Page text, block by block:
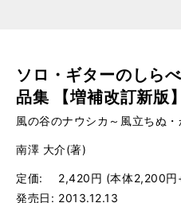
ソロ・ギターのしら
品集 【増補改訂新版】
風の谷のナウシカ～風立ちぬ
南澤 大介(著)
定価
2,420円 (本体2,200円
発売日
2013.12.13